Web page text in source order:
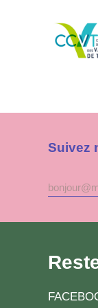
Suivez
Adresse
mail